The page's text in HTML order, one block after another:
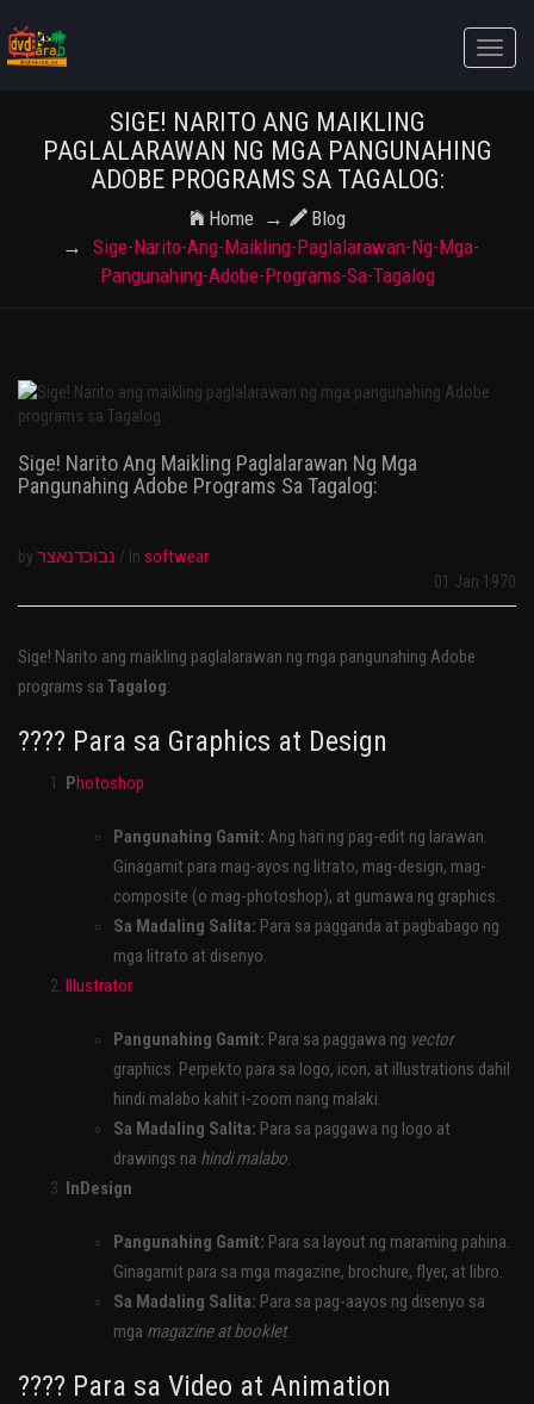
Toggle
SIGE! NARITO ANG MAIKLING
PAGLALARAWAN NG MGA PANGUNAHING
ADOBE PROGRAMS SA TAGALOG:
Home
Blog
Sige-Narito-Ang-Maikling-Paglalarawan-Ng-Mga-
Pangunahing-Adobe-Programs-Sa-Tagalog
Sige! Narito Ang Maikling Paglalarawan Ng Mga
Pangunahing Adobe Programs Sa Tagalog:
by נבוכדנאצר / In softwear
01 Jan 1970
Sige! Narito ang maikling paglalarawan ng mga pangunahing Adobe
programs sa Tagalog:
???? Para sa Graphics at Design
Photoshop
Pangunahing Gamit: Ang hari ng pag-edit ng larawan.
Ginagamit para mag-ayos ng litrato, mag-design, mag-
composite (o mag-photoshop), at gumawa ng graphics.
Sa Madaling Salita: Para sa pagganda at pagbabago ng
mga litrato at disenyo.
Illustrator
Pangunahing Gamit: Para sa paggawa ng vector
graphics. Perpekto para sa logo, icon, at illustrations dahil
hindi malabo kahit i-zoom nang malaki.
Sa Madaling Salita: Para sa paggawa ng logo at
drawings na hindi malabo.
InDesign
Pangunahing Gamit: Para sa layout ng maraming pahina.
Ginagamit para sa mga magazine, brochure, flyer, at libro.
Sa Madaling Salita: Para sa pag-aayos ng disenyo sa
mga magazine at booklet.
???? Para sa Video at Animation